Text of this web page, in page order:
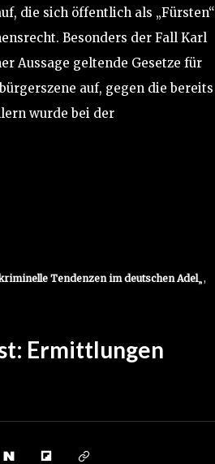
die sich öffentlich als „Fürsten“
Besonders der Fall Karl
Aussage geltende Gesetze für
auf, gegen die bereits
wurde bei der
Tendenzen im deutschen Adel „,
Ermittlungen